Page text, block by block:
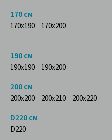
170 см
170x190 170x200
190 см
190x190 190x200
200 см
200x200 200x210 200x220
D220 см
D220